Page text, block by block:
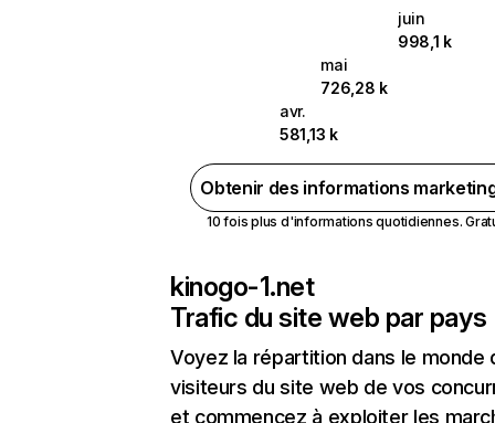
juin
998,1 k
mai
726,28 k
avr.
581,13 k
Obtenir des informations
10 fois plus d'informations quotidiennes.
kinogo-1.net
Trafic du site web par pays
Voyez la répartition dans le monde
visiteurs du site web de vos
et commencez à exploiter les